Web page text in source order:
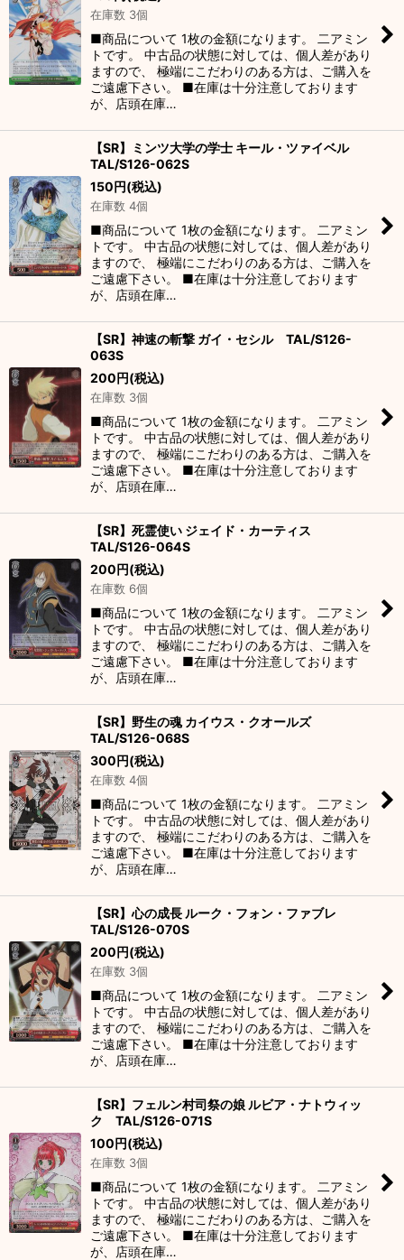
在庫数 3個
■商品について 1枚の金額になります。 二アミン
トです。 中古品の状態に対しては、個人差があり
ますので、 極端にこだわりのある方は、ご購入を
ご遠慮下さい。 ■在庫は十分注意しております
が、店頭在庫…
【SR】ミンツ大学の学士 キール・ツァイベル
TAL/S126-062S
150円(税込)
在庫数 4個
■商品について 1枚の金額になります。 二アミン
トです。 中古品の状態に対しては、個人差があり
ますので、 極端にこだわりのある方は、ご購入を
ご遠慮下さい。 ■在庫は十分注意しております
が、店頭在庫…
【SR】神速の斬撃 ガイ・セシル TAL/S126-
063S
200円(税込)
在庫数 3個
■商品について 1枚の金額になります。 二アミン
トです。 中古品の状態に対しては、個人差があり
ますので、 極端にこだわりのある方は、ご購入を
ご遠慮下さい。 ■在庫は十分注意しております
が、店頭在庫…
【SR】死霊使い ジェイド・カーティス
TAL/S126-064S
200円(税込)
在庫数 6個
■商品について 1枚の金額になります。 二アミン
トです。 中古品の状態に対しては、個人差があり
ますので、 極端にこだわりのある方は、ご購入を
ご遠慮下さい。 ■在庫は十分注意しております
が、店頭在庫…
【SR】野生の魂 カイウス・クオールズ
TAL/S126-068S
300円(税込)
在庫数 4個
■商品について 1枚の金額になります。 二アミン
トです。 中古品の状態に対しては、個人差があり
ますので、 極端にこだわりのある方は、ご購入を
ご遠慮下さい。 ■在庫は十分注意しております
が、店頭在庫…
【SR】心の成長 ルーク・フォン・ファブレ
TAL/S126-070S
200円(税込)
在庫数 3個
■商品について 1枚の金額になります。 二アミン
トです。 中古品の状態に対しては、個人差があり
ますので、 極端にこだわりのある方は、ご購入を
ご遠慮下さい。 ■在庫は十分注意しております
が、店頭在庫…
【SR】フェルン村司祭の娘 ルビア・ナトウィッ
ク TAL/S126-071S
100円(税込)
在庫数 3個
■商品について 1枚の金額になります。 二アミン
トです。 中古品の状態に対しては、個人差があり
ますので、 極端にこだわりのある方は、ご購入を
ご遠慮下さい。 ■在庫は十分注意しております
が、店頭在庫…